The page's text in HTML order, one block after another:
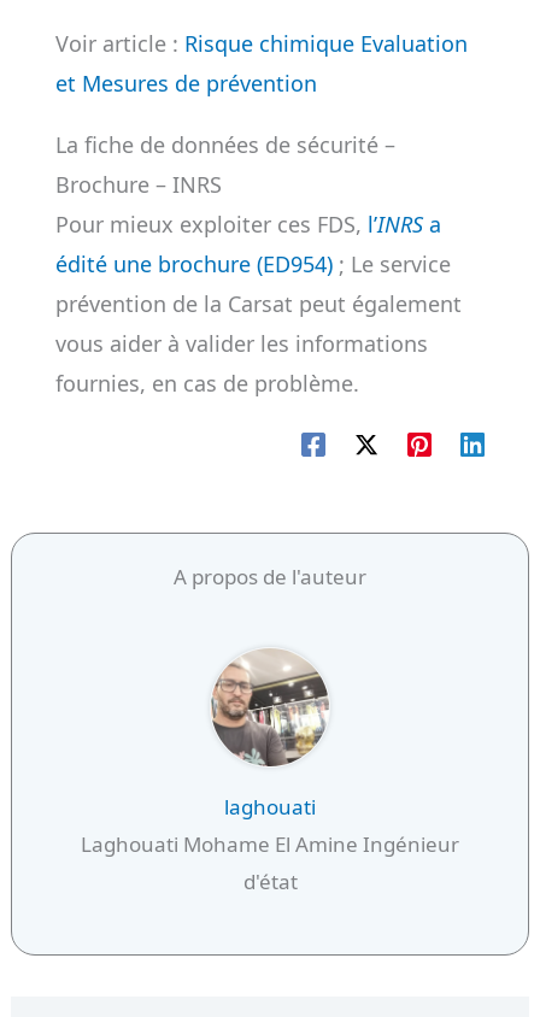
Voir article : Risque chimique Evaluation
et Mesures de prévention
La fiche de données de sécurité –
Brochure – INRS
Pour mieux exploiter ces FDS, l’INRSa
édité une brochure (ED954); Le service
prévention de la Carsat peut également
vous aider à valider les informations
fournies, en cas de problème.
A propos de l'auteur
laghouati
Laghouati Mohame El Amine Ingénieur
d'état